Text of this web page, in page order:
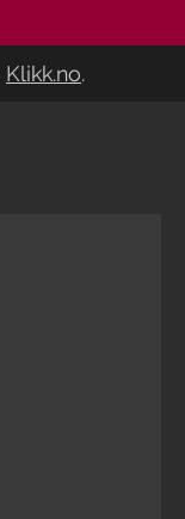
Klikk.no.